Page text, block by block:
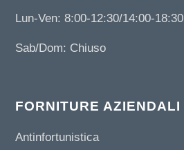
Lun-Ven: 8:00-12:30/14:00-18:30
Sab/Dom: Chiuso
FORNITURE AZIENDALI
Antinfortunistica